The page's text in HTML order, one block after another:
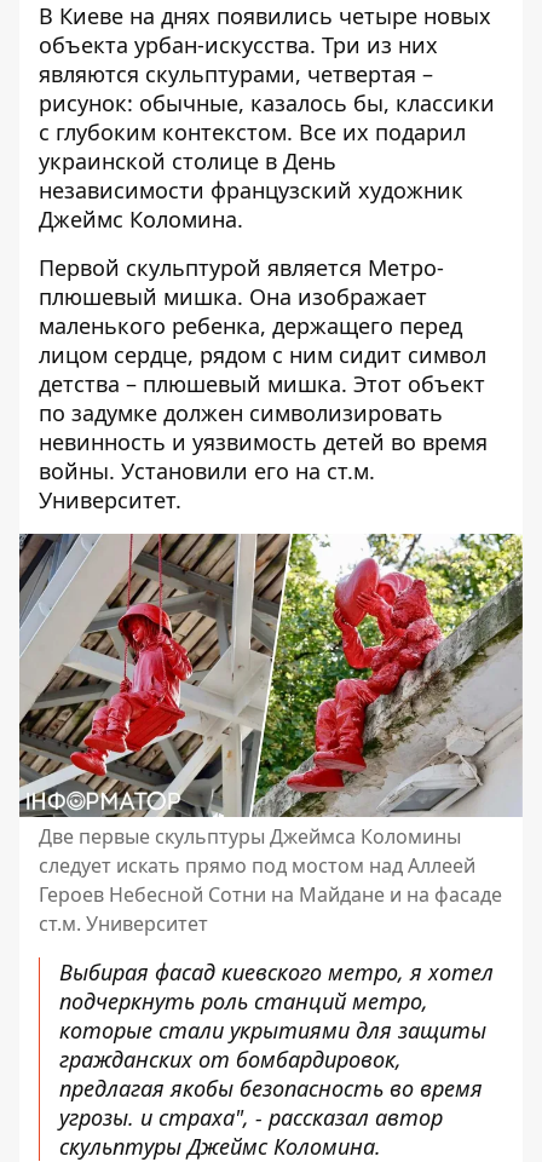
В Киеве на днях появились четыре новых
объекта урбан-искусства. Три из них
являются скульптурами, четвертая –
рисунок: обычные, казалось бы, классики
с глубоким контекстом. Все их подарил
украинской столице в День
независимости французский художник
Джеймс Коломина.
Первой скульптурой является Метро-
плюшевый мишка. Она изображает
маленького ребенка, держащего перед
лицом сердце, рядом с ним сидит символ
детства – плюшевый мишка. Этот объект
по задумке должен символизировать
невинность и уязвимость детей во время
войны. Установили его на ст.м.
Университет.
Две первые скульптуры Джеймса Коломины
следует искать прямо под мостом над Аллеей
Героев Небесной Сотни на Майдане и на фасаде
ст.м. Университет
Выбирая фасад киевского метро, ​​я хотел
подчеркнуть роль станций метро, ​​
которые стали укрытиями для защиты
гражданских от бомбардировок,
предлагая якобы безопасность во время
угрозы. и страха", - рассказал автор
скульптуры Джеймс Коломина.